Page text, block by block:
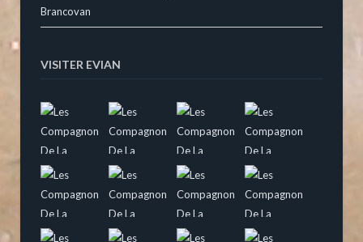
Brancovan
VISITER EVIAN